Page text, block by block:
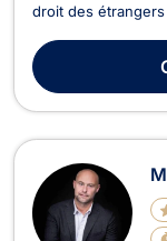
droit des
En droit de la
relatifs au divorce,